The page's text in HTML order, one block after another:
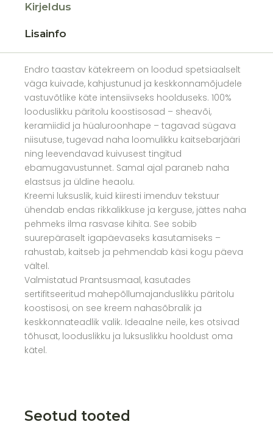
Kirjeldus
Lisainfo
Endro taastav kätekreem on loodud spetsiaalselt
väga kuivade, kahjustunud ja keskkonnamõjudele
vastuvõtlike käte intensiivseks hoolduseks. 100%
looduslikku päritolu koostisosad – sheavõi,
keramiidid ja hüaluroonhape – tagavad sügava
niisutuse, tugevad naha loomulikku kaitsebarjääri
ning leevendavad kuivusest tingitud
ebamugavustunnet. Samal ajal paraneb naha
elastsus ja üldine heaolu.
Kreemi luksuslik, kuid kiiresti imenduv tekstuur
ühendab endas rikkalikkuse ja kerguse, jättes naha
pehmeks ilma rasvase kihita. See sobib
suurepäraselt igapäevaseks kasutamiseks –
rahustab, kaitseb ja pehmendab käsi kogu päeva
vältel.
Valmistatud Prantsusmaal, kasutades
sertifitseeritud mahepõllumajanduslikku päritolu
koostisosi, on see kreem nahasõbralik ja
keskkonnateadlik valik. Ideaalne neile, kes otsivad
tõhusat, looduslikku ja luksuslikku hooldust oma
kätel.
Seotud tooted